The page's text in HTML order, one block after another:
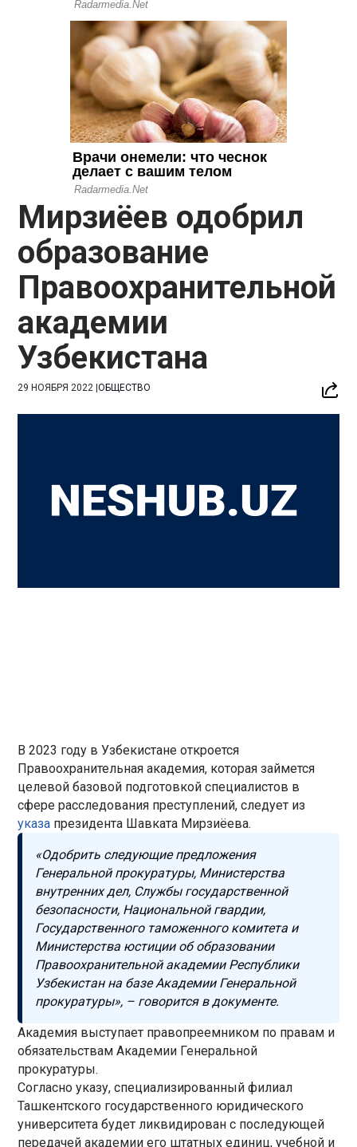
Мирзиёев одобрил
образование
Правоохранительной
академии
Узбекистана
29 НОЯБРЯ 2022 |ОБЩЕСТВО
В 2023 году в Узбекистане откроется
Правоохранительная академия, которая займется
целевой базовой подготовкой специалистов в
сфере расследования преступлений, следует из
указа президента Шавката Мирзиёева.
«Одобрить следующие предложения
Генеральной прокуратуры, Министерства
внутренних дел, Службы государственной
безопасности, Национальной гвардии,
Государственного таможенного комитета и
Министерства юстиции об образовании
Правоохранительной академии Республики
Узбекистан на базе Академии Генеральной
прокуратуры», – говорится в документе.
Академия выступает правопреемником по правам и
обязательствам Академии Генеральной
прокуратуры.
Согласно указу, специализированный филиал
Ташкентского государственного юридического
университета будет ликвидирован с последующей
передачей академии его штатных единиц, учебной и